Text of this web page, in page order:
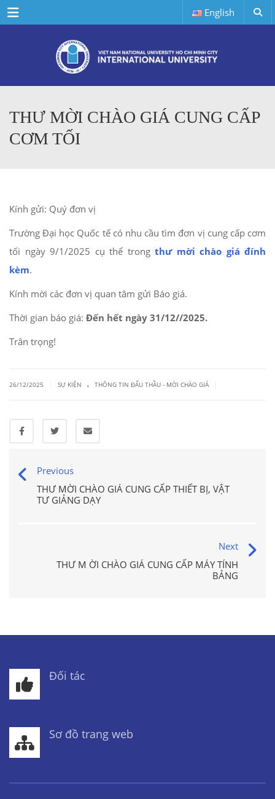
Menu English
THƯ MỜI CHÀO GIÁ CUNG CẤP
CƠM TỐI
Kính gửi: Quý đơn vị
Trường Đại học Quốc tế có nhu cầu tìm đơn vị cung cấp cơm
tối ngày 9/1/2025 cụ thể trong thư mời chào giá đính
kèm.
Kính mời các đơn vị quan tâm gửi Báo giá.
Thời gian báo giá: Đến hết ngày 31/12//2025.
Trân trọng!
26/12/2025 SỰ KIỆN . THÔNG TIN ĐẤU THẦU - MỜI CHÀO GIÁ
Previous
THƯ MỜI CHÀO GIÁ CUNG CẤP THIẾT BỊ, VẬT
TƯ GIẢNG DẠY
Next
THƯ M ỜI CHÀO GIÁ CUNG CẤP MÁY TÍNH
BẢNG
Đối tác
Sơ đồ trang web